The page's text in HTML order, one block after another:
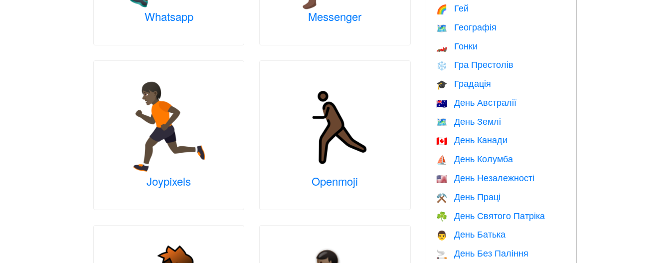
Whatsapp Messenger
Joypixels Openmoji
🌈 Гей
🗺 Географія
🏎 Гонки
❄️ Гра Престолів
🎓 Градація
🇦🇺 День Австралії
🗺️ День Землі
🇨🇦 День Канади
⛵️ День Колумба
🇺🇸 День Незалежності
⚒️ День Праці
☘️ День Святого Патріка
👨 День Батька
🚬 День Без Паління